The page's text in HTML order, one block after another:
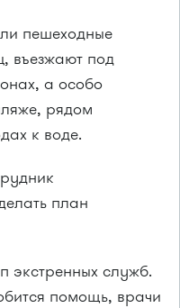
пешеходные
въезжают под
а особо
рядом
к воде.
план
экстренных служб.
помощь, врачи